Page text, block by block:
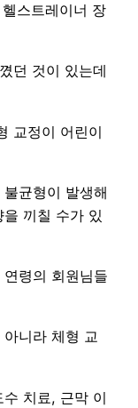
스트레이너 장
던 것이 있는데
교정이 어린이
균형이 발생해
끼칠 수가 있
령의 회원님들
니라 체형 교
치료, 근막 이